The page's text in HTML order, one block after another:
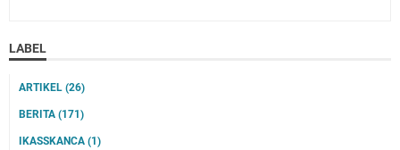
LABEL
ARTIKEL (26)
BERITA (171)
IKASSKANCA (1)